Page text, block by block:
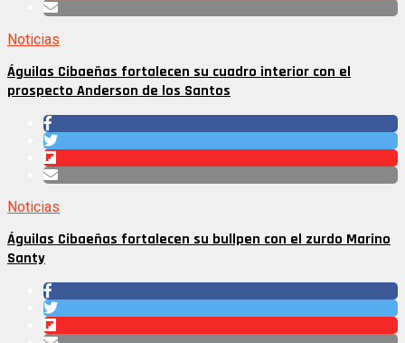
Noticias
Águilas Cibaeñas fortalecen su cuadro interior con el
prospecto Anderson de los Santos
Noticias
Águilas Cibaeñas fortalecen su bullpen con el zurdo Marino
Santy